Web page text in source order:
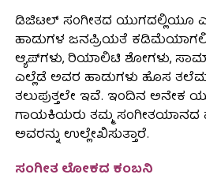
ಡಿಜಿಟಲ್ ಸಂಗೀತದ ಯುಗದಲ್ಲಿಯೂ
ಹಾಡುಗಳ ಜನಪ್ರಿಯತೆ
ಆ್ಯಪ್‌ಗಳು, ರಿಯಾಲಿಟಿ ಶೋಗಳು,
ಎಲ್ಲೆಡೆ ಅವರ ಹಾಡುಗಳು ಹೊಸ
ತಲುಪುತ್ತಲೇ ಇವೆ. ಇಂದಿನ ಅನೇಕ
ಗಾಯಕಿಯರು ತಮ್ಮ ಸಂಗೀತಯಾನದ
ಅವರನ್ನು ಉಲ್ಲೇಖಿಸುತ್ತಾರೆ.
ಸಂಗೀತ ಲೋಕದ ಕಂಬನಿ